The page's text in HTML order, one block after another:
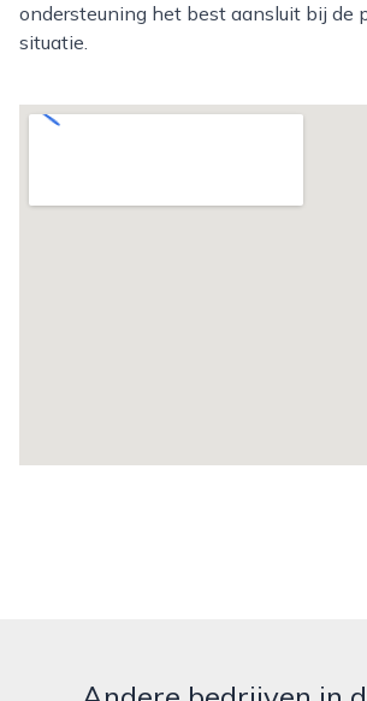
ondersteuning het best aansluit bij de
situatie.